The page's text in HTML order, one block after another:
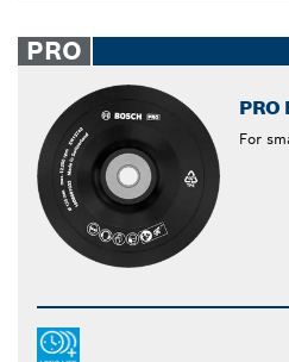
PRO
PRO
For